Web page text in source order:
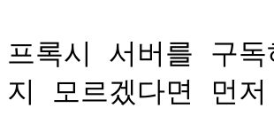
프록시 서버를 구
지 모르겠다면 먼